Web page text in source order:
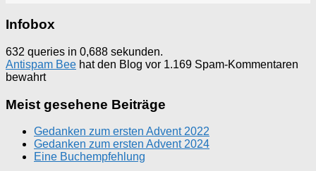
Infobox
632 queries in 0,688 sekunden.
Antispam Bee hat den Blog vor 1.169 Spam-Kommentaren
bewahrt
Meist gesehene Beiträge
Gedanken zum ersten Advent 2022
Gedanken zum ersten Advent 2024
Eine Buchempfehlung